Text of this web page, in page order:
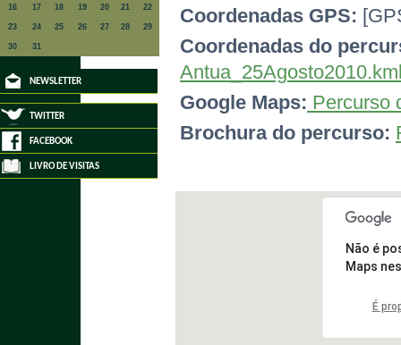
16 17 18 19 20 21 22
23 24 25 26 27 28 29
30 31
NEWSLETTER
TWITTER
FACEBOOK
LIVRO DE VISITAS
Coordenadas GPS:
Coordenadas do
Google Maps: Percurso
Brochura do percurso:
Não é
Maps
É